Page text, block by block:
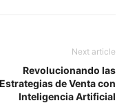
Next article
Revolucionando las
Estrategias de Venta con
Inteligencia Artificial